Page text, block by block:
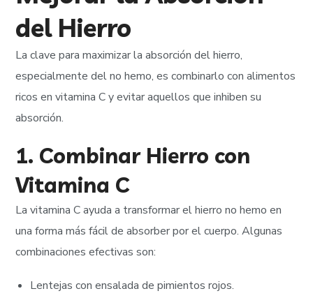
del Hierro
La clave para maximizar la absorción del hierro,
especialmente del no hemo, es combinarlo con alimentos
ricos en vitamina C y evitar aquellos que inhiben su
absorción.
1. Combinar Hierro con
Vitamina C
La vitamina C ayuda a transformar el hierro no hemo en
una forma más fácil de absorber por el cuerpo. Algunas
combinaciones efectivas son:
Lentejas con ensalada de pimientos rojos.